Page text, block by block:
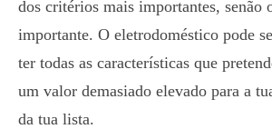
dos critérios mais importantes, senão
importante. O eletrodoméstico pode
ter todas as características que
um valor demasiado elevado para a
da tua lista.